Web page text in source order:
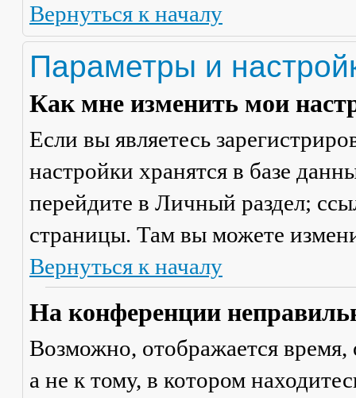
Вернуться к началу
Параметры и
Как мне изменить мои
Если вы являетесь
настройки хранятся в базе
перейдите в Личный раздел;
страницы. Там вы можете
Вернуться к началу
На конференции
Возможно, отображается время,
а не к тому, в котором